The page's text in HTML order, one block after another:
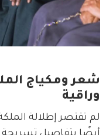
شعر ومكياج
وراقية
لم تقتصر إطلالة